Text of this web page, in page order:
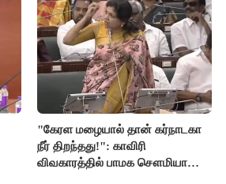
"கேரள மழையால் தான் கர்நாடகா
நீர் திறந்தது!": காவிரி
விவகாரத்தில் பாமக சௌமியா